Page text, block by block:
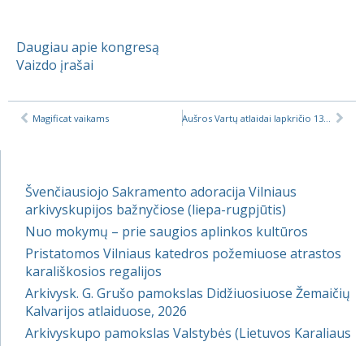
Daugiau apie kongresą
Vaizdo įrašai
Magificat vaikams
Švenčiausiojo Sakramento adoracija Vilniaus
arkivyskupijos bažnyčiose (liepa-rugpjūtis)
Nuo mokymų – prie saugios aplinkos kultūros
Pristatomos Vilniaus katedros požemiuose atrastos
karališkosios regalijos
Arkivysk. G. Grušo pamokslas Didžiuosiuose Žemaičių
Kalvarijos atlaiduose, 2026
Arkivyskupo pamokslas Valstybės (Lietuvos Karaliaus